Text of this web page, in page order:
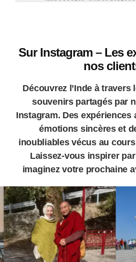
nos
Découvrez l’Inde à travers
souvenirs partagés par
Instagram. Des expériences
émotions sincères et
inoubliables vécus au
imaginez votre prochaine